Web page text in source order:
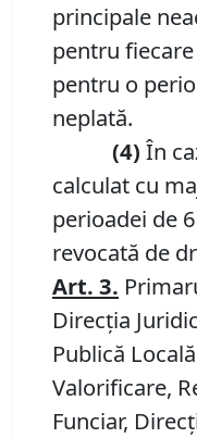
principale
pentru
pentru o
neplată.
(4) În
calculat cu
perioadei de
revocată de
Art. 3.
Direcția
Publică
Valorificare,
Funciar,